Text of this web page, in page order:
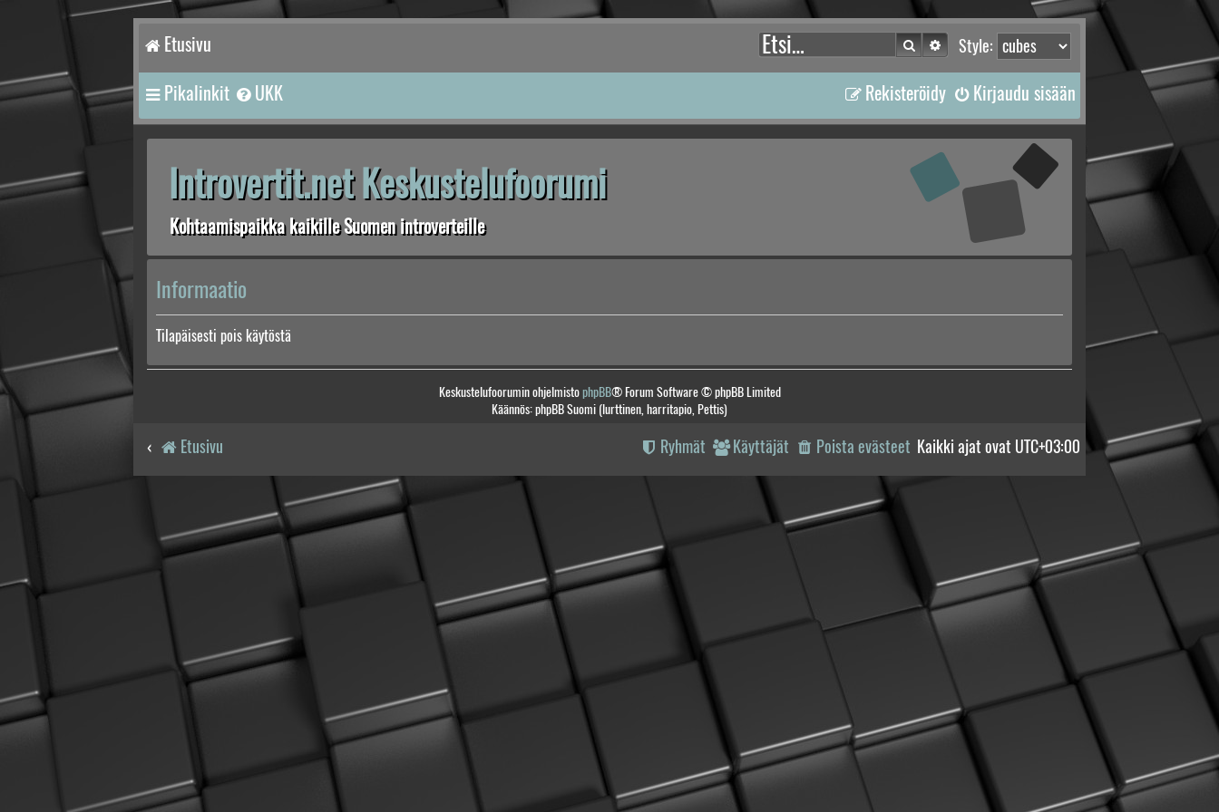
Etusivu Style:
Etsi Tarkennettu haku
Pikalinkit UKK Kirjaudu sisään
Rekisteröidy
Introvertit.net Keskustelufoorumi
Kohtaamispaikka kaikille Suomen introverteille
Informaatio
Tilapäisesti pois käytöstä
Keskustelufoorumin ohjelmistophpBB® Forum Software © phpBB Limited
Käännös: phpBB Suomi (lurttinen, harritapio, Pettis)
Etusivu Kaikki ajat ovat UTC+03:00
Poista evästeet
Käyttäjät
Ryhmät